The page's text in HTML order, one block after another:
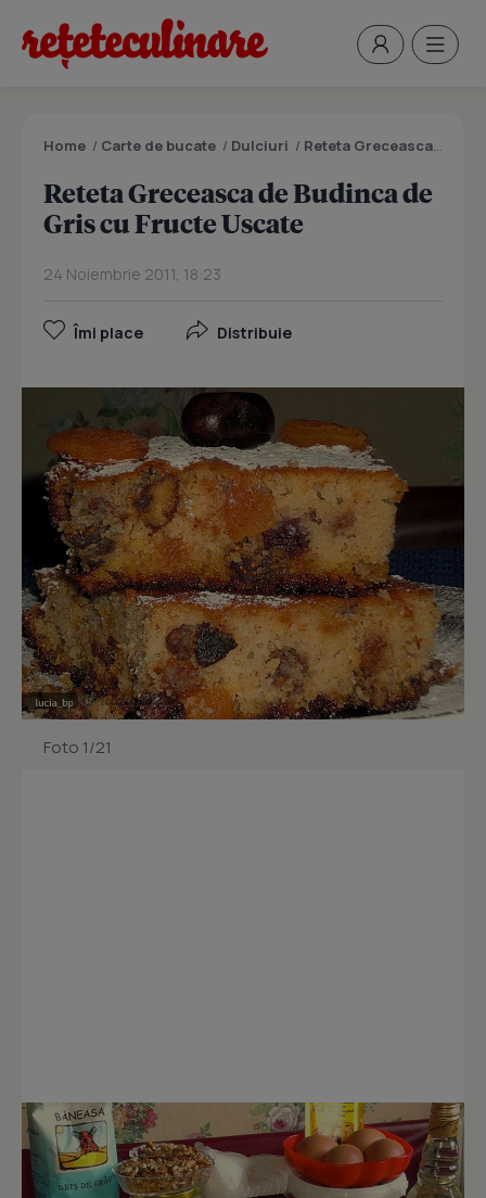
Home / Carte de bucate / Dulciuri / Reteta Greceasca de Budinca de Gris cu Fructe Uscate
Reteta Greceasca de Budinca de
Gris cu Fructe Uscate
24 Noiembrie 2011, 18:23
Îmi place Distribuie
Foto 1/21